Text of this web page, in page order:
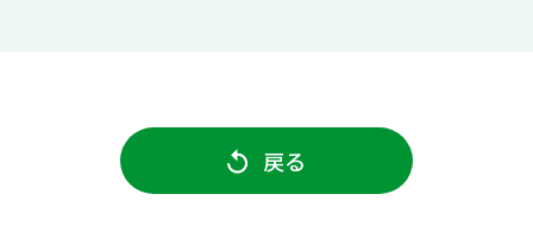
戻る